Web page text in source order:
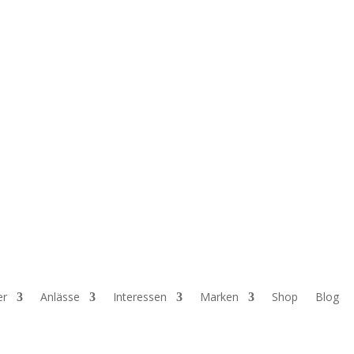
Anlässe Interessen Marken Shop Blog